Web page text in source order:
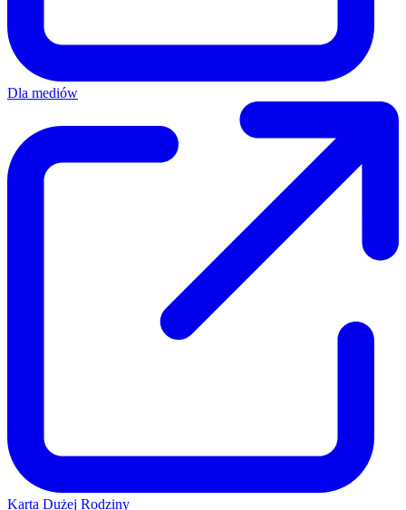
Dla mediów
Karta Dużej Rodziny